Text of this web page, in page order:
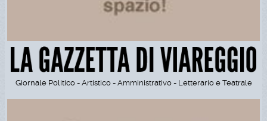
Giornale Politico - Artistico - Amministrativo - Letterario e Teatrale